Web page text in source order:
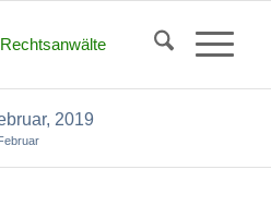
2019